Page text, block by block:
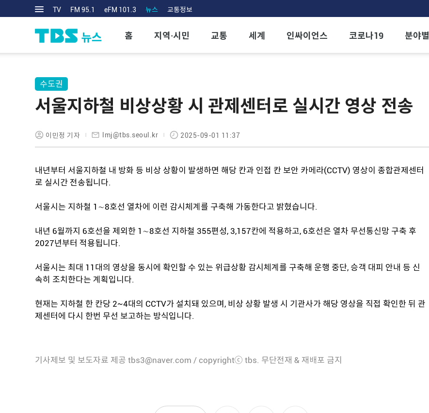
TV FM 95.1 eFM 101.3 뉴스 교통정보
홈 지역·시민 교통 세계 인싸이언스 코로나19 분야별
수도권
서울지하철 비상상황 시 관제센터로 실시간 영상 전송
이민정 기자 lmj@tbs.seoul.kr 2025-09-01 11:37
내년부터 서울지하철 내 방화 등 비상 상황이 발생하면 해당 칸과 인접 칸 보안 카메라(CCTV) 영상이 종합관제센터
로 실시간 전송됩니다.
서울시는 지하철 1∼8호선 열차에 이런 감시체계를 구축해 가동한다고 밝혔습니다.
내년 6월까지 6호선을 제외한 1∼8호선 지하철 355편성, 3,157칸에 적용하고, 6호선은 열차 무선통신망 구축 후
2027년부터 적용됩니다.
서울시는 최대 11대의 영상을 동시에 확인할 수 있는 위급상황 감시체계를 구축해 운행 중단, 승객 대피 안내 등 신
속히 조치한다는 계획입니다.
현재는 지하철 한 칸당 2~4대의 CCTV가 설치돼 있으며, 비상 상황 발생 시 기관사가 해당 영상을 직접 확인한 뒤 관
제센터에 다시 한번 무선 보고하는 방식입니다.
기사제보 및 보도자료 제공 tbs3@naver.com / copyrightⓒ tbs. 무단전재 & 재배포 금지